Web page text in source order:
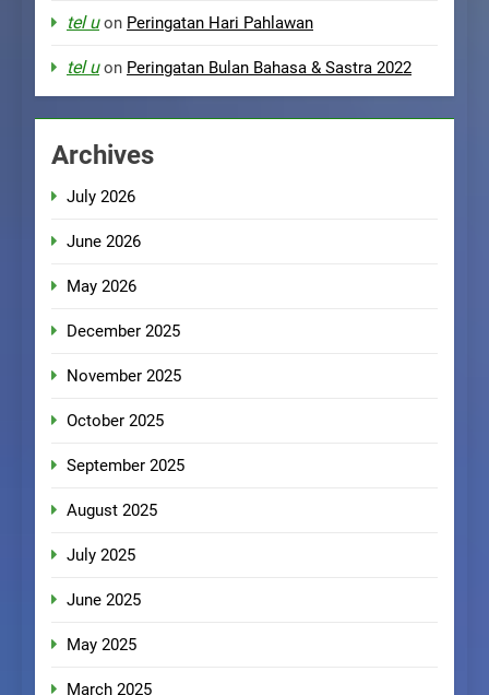
tel uon Peringatan Hari Pahlawan
tel uon Peringatan Bulan Bahasa & Sastra 2022
Archives
July 2026
June 2026
May 2026
December 2025
November 2025
October 2025
September 2025
August 2025
July 2025
June 2025
May 2025
March 2025